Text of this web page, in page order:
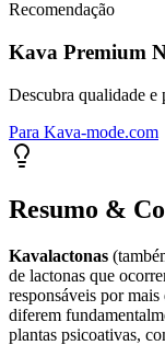
Recomendação
Kava Premium
Descubra qualidade e
Para Kava-mode.com
Resumo &
Kavalactonas
de lactonas que
responsáveis por
diferem
plantas psicoativas,